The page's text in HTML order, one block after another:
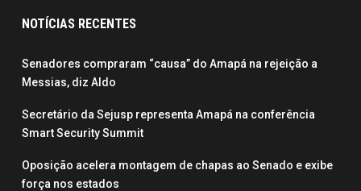
NOTÍCIAS RECENTES
Senadores compraram “causa” do Amapá na rejeição a
Messias, diz Aldo
Secretário da Sejusp representa Amapá na conferência
Smart Security Summit
Oposição acelera montagem de chapas ao Senado e exibe
força nos estados